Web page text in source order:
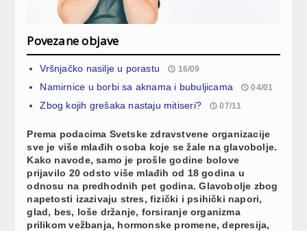
Povezane objave
Vršnjačko nasilje u porastu 16/09
Namirnice u borbi sa aknama i bubuljicama 04/01
Zbog kojih grešaka nastaju mitiseri? 07/11
Prema podacima Svetske zdravstvene organizacije
sve je više mlađih osoba koje se žale na glavobolje.
Kako navode, samo je prošle godine bolove
prijavilo 20 odsto više mlađih od 18 godina u
odnosu na predhodnih pet godina. Glavobolje zbog
napetosti izazivaju stres, fizički i psihički napori,
glad, bes, loše držanje, forsiranje organizma
prilikom vežbanja, hormonske promene, depresija,